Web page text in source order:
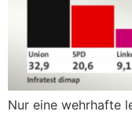
Nur eine wehrhafte